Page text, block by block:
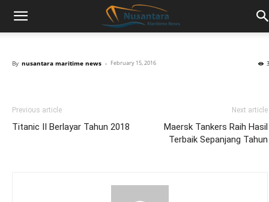
By nusantara maritime news - February 15, 2016
Previous article
Titanic II Berlayar Tahun 2018
Next article
Maersk Tankers Raih Hasil
Terbaik Sepanjang Tahun